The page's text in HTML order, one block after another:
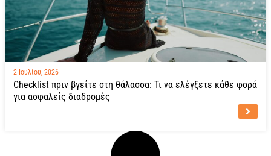
2 Ιουλίου, 2026
Checklist πριν βγείτε στη θάλασσα: Τι να ελέγξετε κάθε φορά
για ασφαλείς διαδρομές